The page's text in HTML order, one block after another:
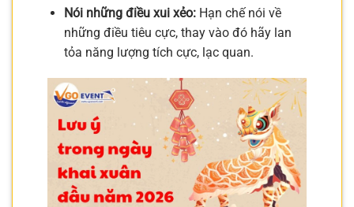
Nói những điều xui xẻo:Hạn chế nói về
những điều tiêu cực, thay vào đó hãy lan
tỏa năng lượng tích cực, lạc quan.